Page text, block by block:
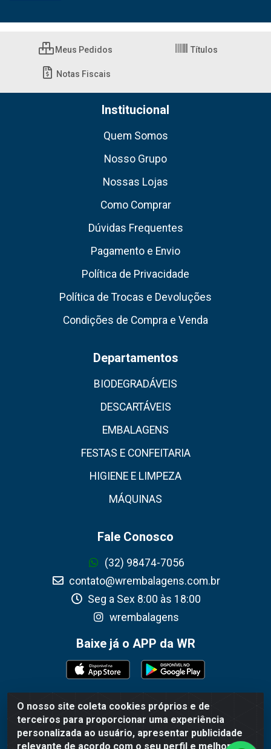
O nosso site coleta cookies próprios e de
terceiros para proporcionar uma experiência
personalizada ao usuário, apresentar publicidade
relevante de acordo com o seu perfil e melhorar a
Meus Pedidos Títulos
Notas Fiscais
Institucional
Quem Somos
Nosso Grupo
Nossas Lojas
Como Comprar
Dúvidas Frequentes
Pagamento e Envio
Política de Privacidade
Política de Trocas e Devoluções
Condições de Compra e Venda
Departamentos
BIODEGRADÁVEIS
DESCARTÁVEIS
EMBALAGENS
FESTAS E CONFEITARIA
HIGIENE E LIMPEZA
MÁQUINAS
Fale Conosco
(32) 98474-7056
contato@wrembalagens.com.br
Seg a Sex 8:00 às 18:00
wrembalagens
Baixe já o APP da WR
WR Embalagens - R. Cel. Teodoro Gomes de Araújo, 1360 -
Grogotó - Barbacena / MG - CEP 36202-628 - CNPJ
02.692.206/0001-55